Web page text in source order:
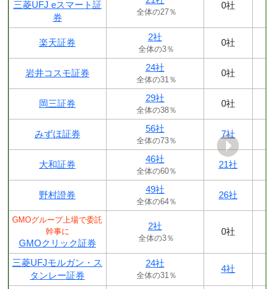
三菱UFJ eスマート証
券
全体の27％
0社
楽天証券
2社
全体の3％
0社
岩井コスモ証券
24社
全体の31％
0社
岡三証券
29社
全体の38％
0社
みずほ証券
56社
全体の73％
7社
大和証券
46社
全体の60％
21社
野村證券
49社
全体の64％
26社
GMOグループ上場で委託
幹事に
GMOクリック証券
2社
全体の3％
0社
三菱UFJモルガン・ス
タンレー証券
24社
全体の31％
4社